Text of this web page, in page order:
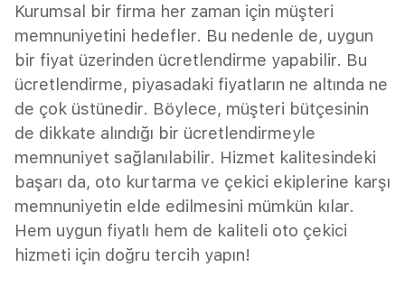
Kurumsal bir firma her zaman için müşteri
memnuniyetini hedefler. Bu nedenle de, uygun
bir fiyat üzerinden ücretlendirme yapabilir. Bu
ücretlendirme, piyasadaki fiyatların ne altında ne
de çok üstünedir. Böylece, müşteri bütçesinin
de dikkate alındığı bir ücretlendirmeyle
memnuniyet sağlanılabilir. Hizmet kalitesindeki
başarı da, oto kurtarma ve çekici ekiplerine karşı
memnuniyetin elde edilmesini mümkün kılar.
Hem uygun fiyatlı hem de kaliteli oto çekici
hizmeti için doğru tercih yapın!